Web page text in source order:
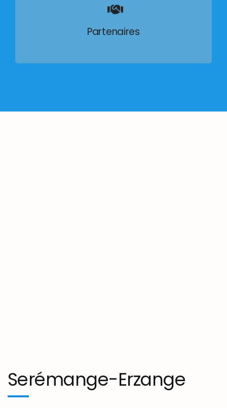
Partenaires
Serémange-Erzange